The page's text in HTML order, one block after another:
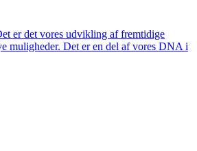
er det vores udvikling af fremtidige
muligheder. Det er en del af vores DNA i